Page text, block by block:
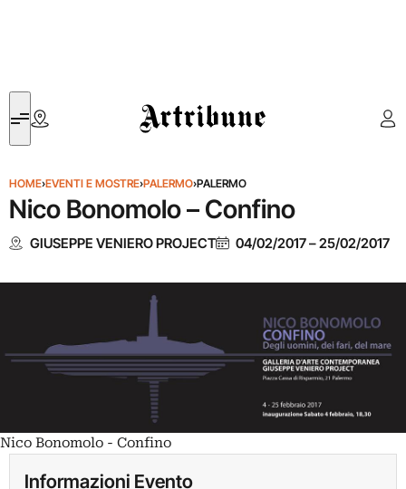
Artribune
HOME›EVENTI E MOSTRE›PALERMO›PALERMO
Nico Bonomolo – Confino
GIUSEPPE VENIERO PROJECT 04/02/2017–25/02/2017
Nico Bonomolo - Confino
Informazioni Evento